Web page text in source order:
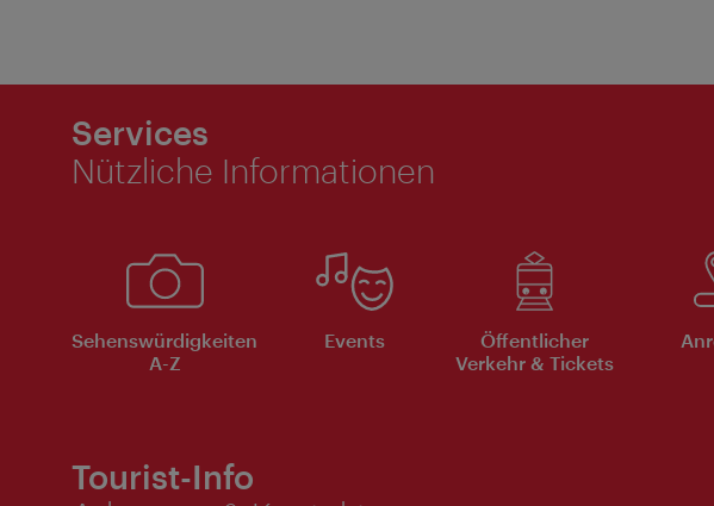
Services
Nützliche Informationen
Sehenswürdigkeiten
A-Z
Events
Öffentlicher
Verkehr & Tickets
Tourist-Info